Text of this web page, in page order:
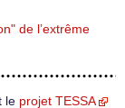
de l’extrême
le projet TESSA